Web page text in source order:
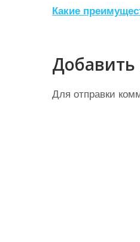
Н
в
и
г
Какие
Для отправки